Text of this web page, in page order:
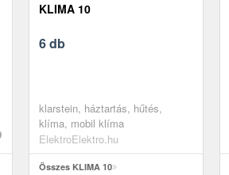
KLIMA 10
6 db
klarstein, háztartás, hűtés,
klíma, mobil klíma
ElektroElektro.hu
Összes KLIMA 10